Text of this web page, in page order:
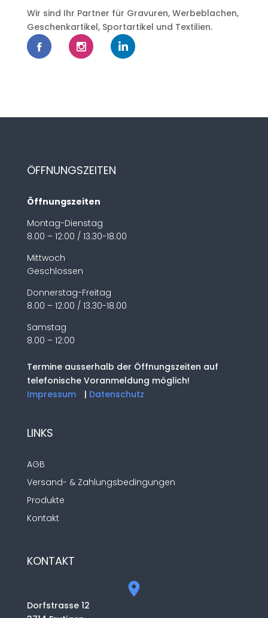
Wir sind Ihr Partner für Gravuren, Werbeblachen,
Geschenkartikel, Sportartikel und Textilien.
ÖFFNUNGSZEITEN
Öffnungszeiten
Montag-Dienstag
8.00 – 12:00 / 13.30-18.00
Mittwoch
Geschlossen
Donnerstag-Freitag
8.00 – 12:00 / 13.30-18.00
Samstag
8.00 – 12:00
Termine ausserhalb der Öffnungszeiten auf
telefonische Voranmeldung möglich!
Impressum
| Datenschutz
LINKS
AGB
Versand- & Zahlungsbedingungen
Produkte
Kontakt
KONTAKT
Dorfstrasse 12